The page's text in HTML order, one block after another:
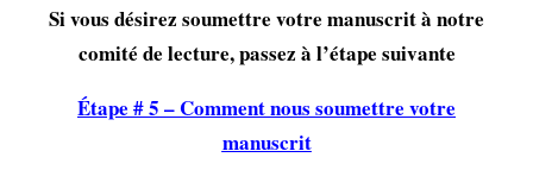
Si vous désirez soumettre votre manuscrit à notre
comité de lecture, passez à l’étape suivante
Étape # 5 – Comment nous soumettre votre
manuscrit